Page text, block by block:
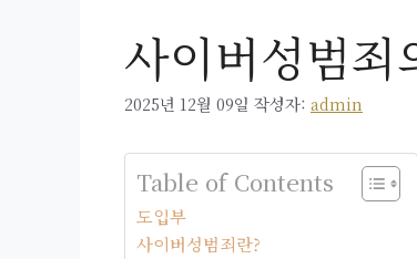
사이버성범
2025년 12월 09일 작성자: admin
Table of Contents
도입부
사이버성범죄란?